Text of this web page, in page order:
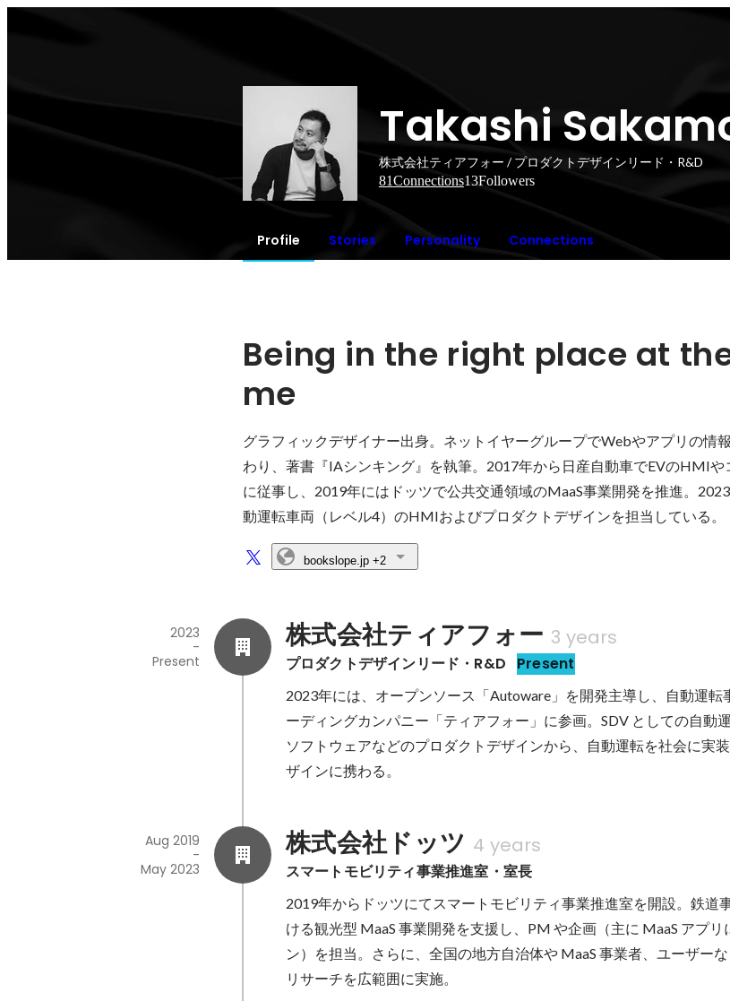
Takashi
株式会社ティアフォー / プロダクトデザインリード・R&D
81Connections13Followers
Profile Stories Personality Connections
Being in the right place at
me
グラフィックデザイナー出身。ネットイヤーグループでWebやアプリの情
わり、著書『IAシンキング』を執筆。2017年から日産自動車でEVのHMIや
に従事し、2019年にはドッツで公共交通領域のMaaS事業開発を推進。
動運転車両（レベル4）のHMIおよびプロダクトデザインを担当している。
bookslope.jp+2
株式会社ティアフォー 3 years
プロダクトデザインリード・R&D Present
2023
-
Present
2023年には、オープンソース「Autoware」を開発主導し、自動運転
ーディングカンパニー「ティアフォー」に参画。SDV としての自動
ソフトウェアなどのプロダクトデザインから、自動運転を社会に実
ザインに携わる。
株式会社ドッツ 4 years
スマートモビリティ事業推進室・室長
Aug 2019
-
May 2023
2019年からドッツにてスマートモビリティ事業推進室を開設。鉄道
ける観光型 MaaS 事業開発を支援し、PM や企画（主に MaaS アプ
ン）を担当。さらに、全国の地方自治体や MaaS 事業者、ユーザー
リサーチを広範囲に実施。